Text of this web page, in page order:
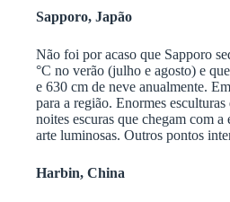
Sapporo, Japão
Não foi por acaso que Sapporo
°C no verão (julho e agosto) e
e 630 cm de neve anualmente.
para a região. Enormes
noites escuras que chegam com
arte luminosas. Outros pontos
Harbin, China